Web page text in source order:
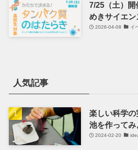
7/25（土）
めきサイエン
2026-04-08 イ
人気記事
楽しい科学
池を作ってみ
2024-02-20